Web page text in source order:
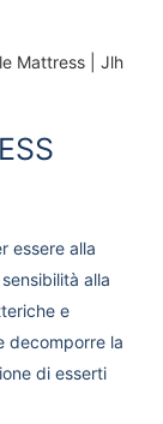
essere alla
alla
e
decomporre la
di esserti